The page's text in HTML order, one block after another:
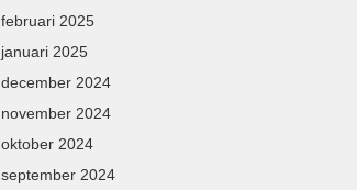
februari 2025
januari 2025
december 2024
november 2024
oktober 2024
september 2024